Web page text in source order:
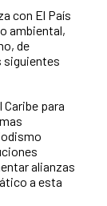
con El País
ambiental,
de
siguientes
para
alianzas
a esta